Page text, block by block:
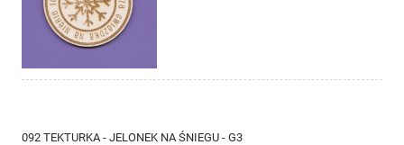
092 TEKTURKA - JELONEK NA ŚNIEGU - G3